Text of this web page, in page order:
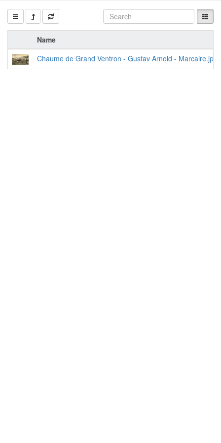
Name
Chaume de Grand Ventron - Gustav Arnold - Marcaire.jpg